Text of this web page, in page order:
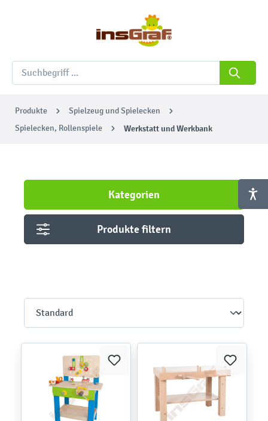
Produkte
Spielzeug und Spielecken
Spielecken, Rollenspiele
Werkstatt und Werkbank
Kategorien
Produkte filtern